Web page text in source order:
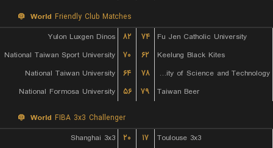
World Friendly Club Matches
Yulon Luxgen Dinos
۸۲ ۷۴
Fu Jen Catholic University
National Taiwan Sport University
۷۰ ۶۲
Keelung Black Kites
National Taiwan University
۶۴ ۷۸
Chien Hsin University of Science and Technology
National Formosa University
۵۶ ۷۹ Taiwan Beer
World FIBA 3x3 Challenger
Shanghai 3x3
۲۰ ۱۷
Toulouse 3x3